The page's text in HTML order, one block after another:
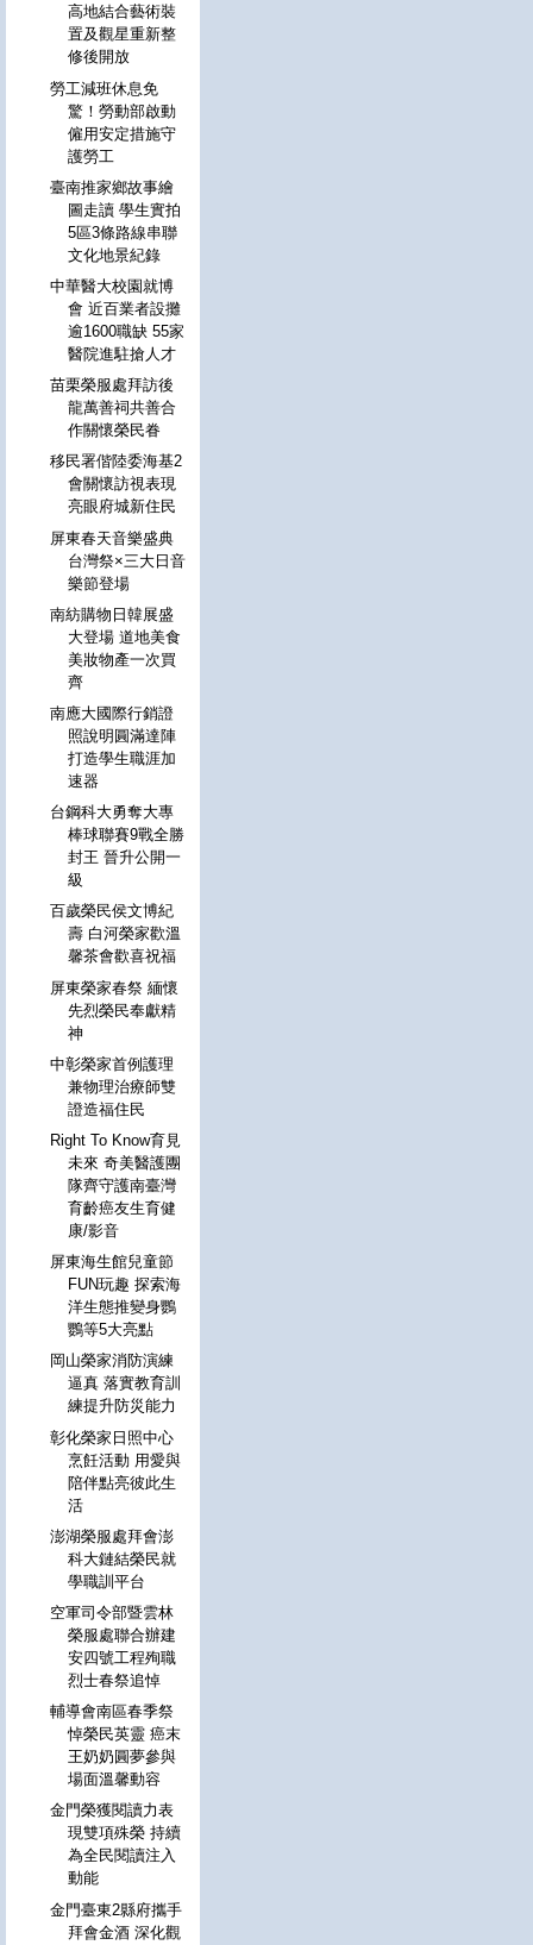
高地結合藝術裝
置及觀星重新整
修後開放
勞工減班休息免
驚！勞動部啟動
僱用安定措施守
護勞工
臺南推家鄉故事繪
圖走讀 學生實拍
5區3條路線串聯
文化地景紀錄
中華醫大校園就博
會 近百業者設攤
逾1600職缺 55家
醫院進駐搶人才
苗栗榮服處拜訪後
龍萬善祠共善合
作關懷榮民眷
移民署偕陸委海基2
會關懷訪視表現
亮眼府城新住民
屏東春天音樂盛典
台灣祭×三大日音
樂節登場
南紡購物日韓展盛
大登場 道地美食
美妝物產一次買
齊
南應大國際行銷證
照說明圓滿達陣
打造學生職涯加
速器
台鋼科大勇奪大專
棒球聯賽9戰全勝
封王 晉升公開一
級
百歲榮民侯文博紀
壽 白河榮家歡溫
馨茶會歡喜祝福
屏東榮家春祭 緬懷
先烈榮民奉獻精
神
中彰榮家首例護理
兼物理治療師雙
證造福住民
Right To Know育見
未來 奇美醫護團
隊齊守護南臺灣
育齡癌友生育健
康/影音
屏東海生館兒童節
FUN玩趣 探索海
洋生態推變身鸚
鸚等5大亮點
岡山榮家消防演練
逼真 落實教育訓
練提升防災能力
彰化榮家日照中心
烹飪活動 用愛與
陪伴點亮彼此生
活
澎湖榮服處拜會澎
科大鏈結榮民就
學職訓平台
空軍司令部暨雲林
榮服處聯合辦建
安四號工程殉職
烈士春祭追悼
輔導會南區春季祭
悼榮民英靈 癌末
王奶奶圓夢參與
場面溫馨動容
金門榮獲閱讀力表
現雙項殊榮 持續
為全民閱讀注入
動能
金門臺東2縣府攜手
拜會金酒 深化觀